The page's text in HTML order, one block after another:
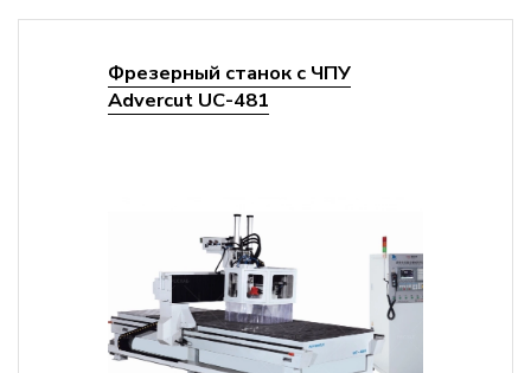
Фрезерный станок с ЧПУ
Advercut UС-481